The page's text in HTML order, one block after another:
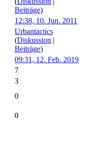
Beiträge)
12:38, 10. Jun. 2011
Urbantactics
(Diskussion
Beiträge)
09:31, 12. Feb. 2019
7
3
0
0